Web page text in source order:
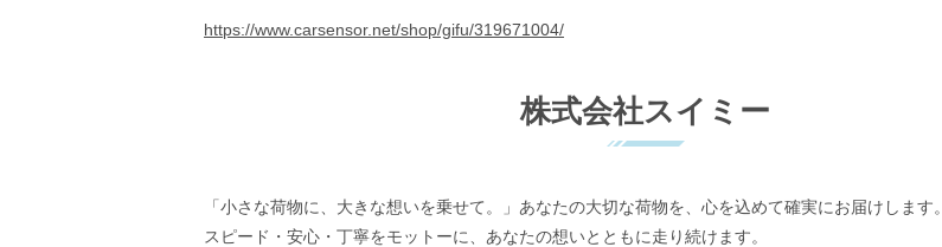
https://www.carsensor.net/shop/gifu/319671004/
株式会社スイミー
「小さな荷物に、大きな想いを乗せて。」あなたの大切な荷物を、心を込めて確実にお届けします。
スピード・安心・丁寧をモットーに、あなたの想いとともに走り続けます。